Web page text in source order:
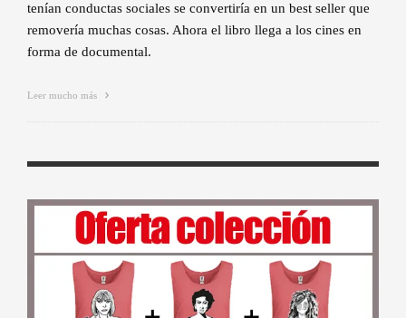
tenían conductas sociales se convertiría en un best seller que
removería muchas cosas. Ahora el libro llega a los cines en
forma de documental.
Leer mucho más